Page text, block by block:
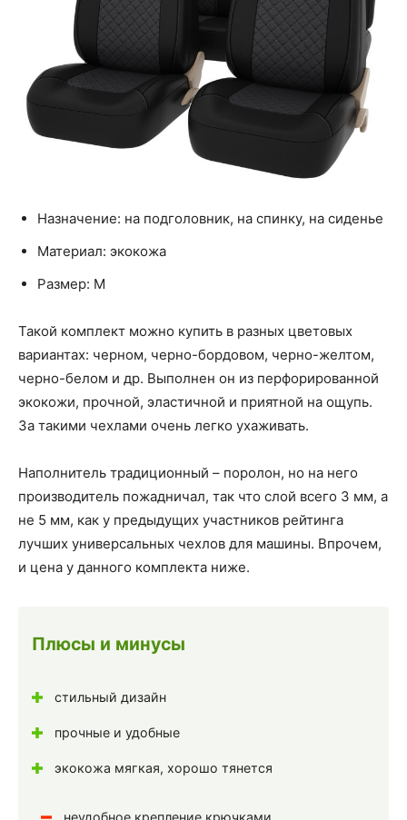
Назначение: на подголовник, на спинку, на сиденье
Материал: экокожа
Размер: M
Такой комплект можно купить в разных цветовых
вариантах: черном, черно-бордовом, черно-желтом,
черно-белом и др. Выполнен он из перфорированной
экокожи, прочной, эластичной и приятной на ощупь.
За такими чехлами очень легко ухаживать.
Наполнитель традиционный – поролон, но на него
производитель пожадничал, так что слой всего 3 мм, а
не 5 мм, как у предыдущих участников рейтинга
лучших универсальных чехлов для машины. Впрочем,
и цена у данного комплекта ниже.
Плюсы и минусы
стильный дизайн
прочные и удобные
экокожа мягкая, хорошо тянется